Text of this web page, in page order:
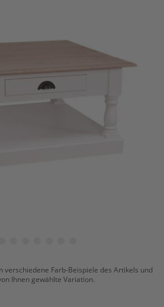
verschiedene Farb-Beispiele des Artikels und
Ihnen gewählte Variation.